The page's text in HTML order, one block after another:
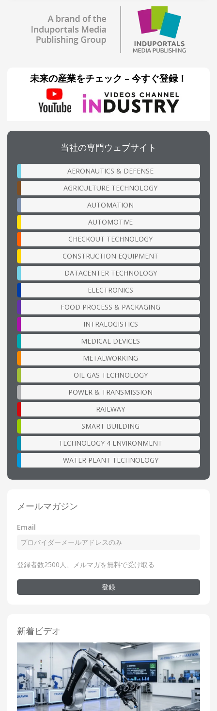
未来の産業をチェック – 今すぐ登録！
当社の専門ウェブサイト
AERONAUTICS & DEFENSE
AGRICULTURE TECHNOLOGY
AUTOMATION
AUTOMOTIVE
CHECKOUT TECHNOLOGY
CONSTRUCTION EQUIPMENT
DATACENTER TECHNOLOGY
ELECTRONICS
FOOD PROCESS & PACKAGING
INTRALOGISTICS
MEDICAL DEVICES
METALWORKING
OIL GAS TECHNOLOGY
POWER & TRANSMISSION
RAILWAY
SMART BUILDING
TECHNOLOGY 4 ENVIRONMENT
WATER PLANT TECHNOLOGY
メールマガジン
Email
登録者数2500人、メルマガを無料で受け取る
登録
新着ビデオ